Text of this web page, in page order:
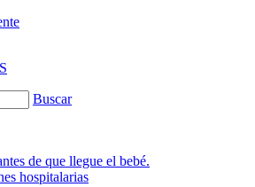
Buscar
de que llegue el bebé.
hospitalarias